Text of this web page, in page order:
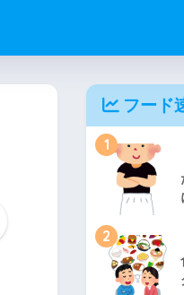
フード
1
2